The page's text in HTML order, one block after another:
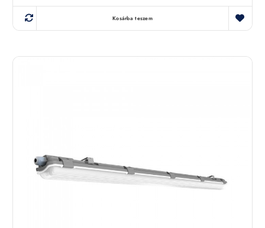
Kosárba teszem